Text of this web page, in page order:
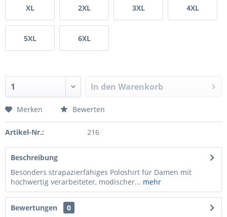
XL 2XL 3XL 4XL
5XL 6XL
In den Warenkorb
Merken Bewerten
Artikel-Nr.: 216
Beschreibung
Besonders strapazierfähiges Poloshirt für Damen mit
hochwertig verarbeiteter, modischer... mehr
Bewertungen
0